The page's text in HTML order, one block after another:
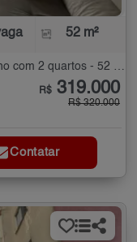
52 m²
R$ 319.000
R$ 320.000
Contatar